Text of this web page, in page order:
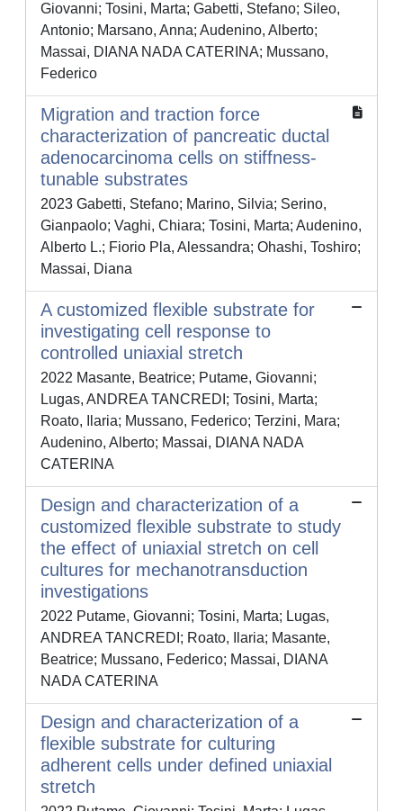
Giovanni; Tosini, Marta; Gabetti, Stefano; Sileo,
Antonio; Marsano, Anna; Audenino, Alberto;
Massai, DIANA NADA CATERINA; Mussano,
Federico
Migration and traction force
characterization of pancreatic ductal
adenocarcinoma cells on stiffness-
tunable substrates
2023 Gabetti, Stefano; Marino, Silvia; Serino,
Gianpaolo; Vaghi, Chiara; Tosini, Marta; Audenino,
Alberto L.; Fiorio Pla, Alessandra; Ohashi, Toshiro;
Massai, Diana
A customized flexible substrate for
investigating cell response to
controlled uniaxial stretch
2022 Masante, Beatrice; Putame, Giovanni;
Lugas, ANDREA TANCREDI; Tosini, Marta;
Roato, Ilaria; Mussano, Federico; Terzini, Mara;
Audenino, Alberto; Massai, DIANA NADA
CATERINA
Design and characterization of a
customized flexible substrate to study
the effect of uniaxial stretch on cell
cultures for mechanotransduction
investigations
2022 Putame, Giovanni; Tosini, Marta; Lugas,
ANDREA TANCREDI; Roato, Ilaria; Masante,
Beatrice; Mussano, Federico; Massai, DIANA
NADA CATERINA
Design and characterization of a
flexible substrate for culturing
adherent cells under defined uniaxial
stretch